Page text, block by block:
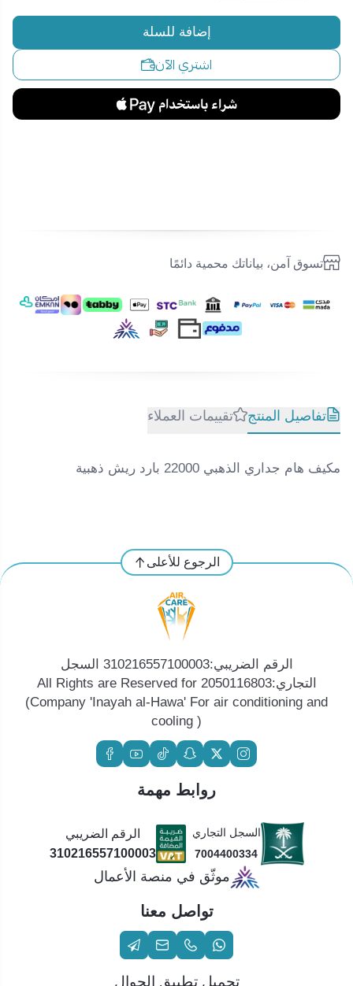
إضافة للسلة
اشتري الآن
تسوق آمن، بياناتك محمية دائمًا
تفاصيل المنتج تقييمات العملاء
مكيف هام جداري الذهبي 22000 بارد ريش ذهبية
الرجوع للأعلى
الرقم الضريبي:310216557100003 السجل
التجاري:2050116803 All Rights are Reserved for
(Company 'Inayah al-Hawa' For air conditioning and
cooling )
روابط مهمة
السجل التجاري
7004400334
الرقم الضريبي
310216557100003
موثّق في منصة الأعمال
تواصل معنا
تحميل تطبيق الجوال